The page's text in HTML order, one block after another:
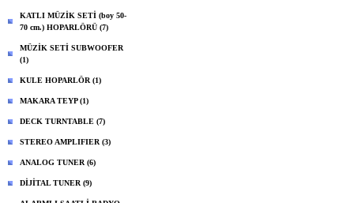
KATLI MÜZİK SETİ (boy 50-
70 cm.) HOPARLÖRÜ (7)
MÜZİK SETİ SUBWOOFER
(1)
KULE HOPARLÖR (1)
MAKARA TEYP (1)
DECK TURNTABLE (7)
STEREO AMPLIFIER (3)
ANALOG TUNER (6)
DİJİTAL TUNER (9)